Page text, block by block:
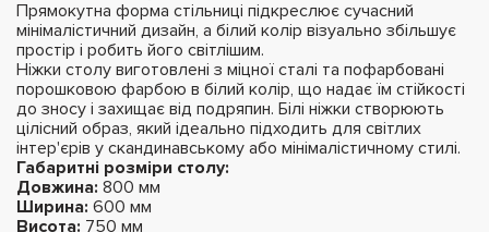
Прямокутна форма стільниці підкреслює сучасний
мінімалістичний дизайн, а білий колір візуально збільшує
простір і робить його світлішим.
Ніжки столу виготовлені з міцної сталі та пофарбовані
порошковою фарбою в білий колір, що надає їм стійкості
до зносу і захищає від подряпин. Білі ніжки створюють
цілісний образ, який ідеально підходить для світлих
інтер'єрів у скандинавському або мінімалістичному стилі.
Габаритні розміри столу:
Довжина: 800 мм
Ширина: 600 мм
Висота: 750 мм